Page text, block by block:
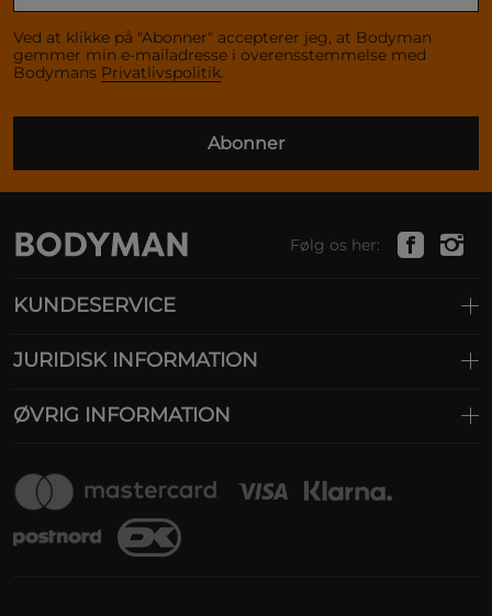
Ved at klikke på "Abonner" accepterer jeg, at Bodyman
gemmer min e-mailadresse i overensstemmelse med
Bodymans Privatlivspolitik.
Abonner
Følg os her:
KUNDESERVICE
JURIDISK INFORMATION
ØVRIG INFORMATION